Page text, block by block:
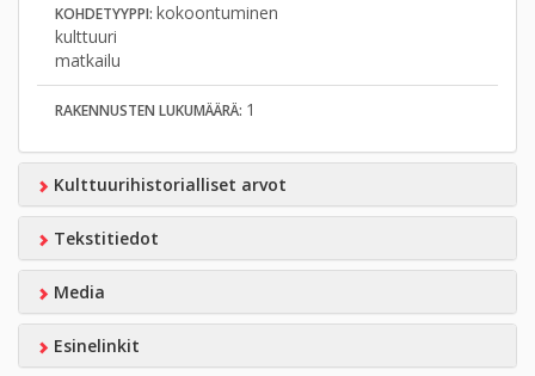
KOHDETYYPPI: kokoontuminen
kulttuuri
matkailu
RAKENNUSTEN LUKUMÄÄRÄ: 1
Kulttuurihistorialliset arvot
Tekstitiedot
Media
Esinelinkit